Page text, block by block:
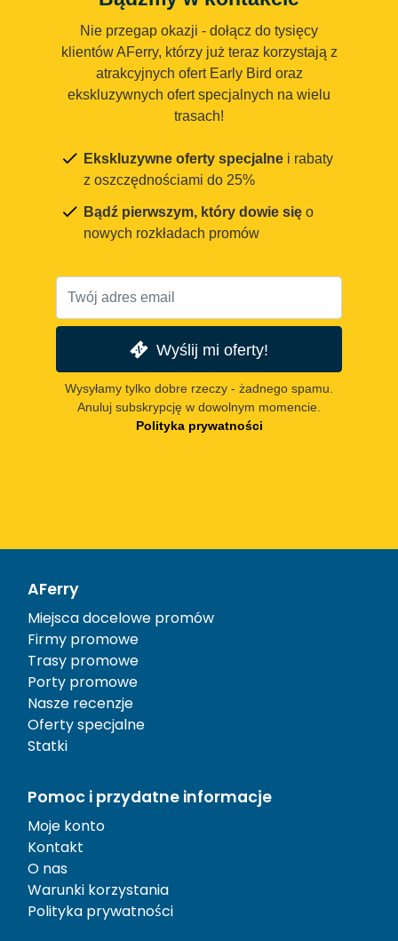
Nie przegap okazji - dołącz do tysięcy
klientów AFerry, którzy już teraz korzystają z
atrakcyjnych ofert Early Bird oraz
ekskluzywnych ofert specjalnych na wielu
trasach!
Ekskluzywne oferty specjalne i rabaty
z oszczędnościami do 25%
Bądź pierwszym, który dowie się o
nowych rozkładach promów
Wyślij mi oferty!
Wysyłamy tylko dobre rzeczy - żadnego spamu.
Anuluj subskrypcję w dowolnym momencie.
Polityka prywatności
AFerry
Miejsca docelowe promów
Firmy promowe
Trasy promowe
Porty promowe
Nasze recenzje
Oferty specjalne
Statki
Pomoc i przydatne informacje
Moje konto
Kontakt
O nas
Warunki korzystania
Polityka prywatności